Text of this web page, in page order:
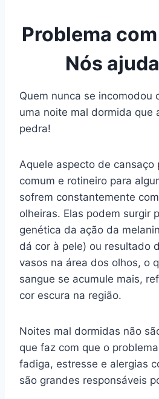
Problema
Nós
Quem nunca se incomodou
uma noite mal dormida que
pedra!
Aquele aspecto de cansaço
comum e rotineiro para
sofrem constantemente
olheiras. Elas podem surgir
genética da ação da
dá cor à pele) ou resultado
vasos na área dos olhos, o
sangue se acumule mais,
cor escura na região.
Noites mal dormidas não
que faz com que o
fadiga, estresse e alergias
são grandes responsáveis